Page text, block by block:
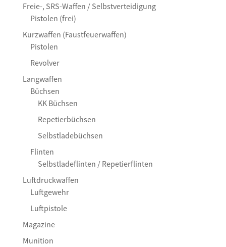
Freie-, SRS-Waffen / Selbstverteidigung
Pistolen (frei)
Kurzwaffen (Faustfeuerwaffen)
Pistolen
Revolver
Langwaffen
Büchsen
KK Büchsen
Repetierbüchsen
Selbstladebüchsen
Flinten
Selbstladeflinten / Repetierflinten
Luftdruckwaffen
Luftgewehr
Luftpistole
Magazine
Munition